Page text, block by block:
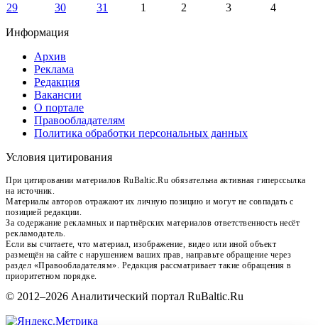
29
30 31 1 2 3 4
Информация
Архив
Реклама
Редакция
Вакансии
О портале
Правообладателям
Политика обработки персональных данных
Условия цитирования
При цитировании материалов RuBaltic.Ru обязательна активная гиперссылка
на источник.
Материалы авторов отражают их личную позицию и могут не совпадать с
позицией редакции.
За содержание рекламных и партнёрских материалов ответственность несёт
рекламодатель.
Если вы считаете, что материал, изображение, видео или иной объект
размещён на сайте с нарушением ваших прав, направьте обращение через
раздел «Правообладателям». Редакция рассматривает такие обращения в
приоритетном порядке.
© 2012–2026 Аналитический портал RuBaltic.Ru